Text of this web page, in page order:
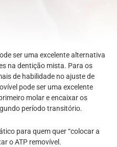
ser uma excelente alternativa
na dentição mista. Para os
de habilidade no ajuste de
pode ser uma excelente
molar e encaixar os
período transitório.
para quem quer “colocar a
o ATP removível.